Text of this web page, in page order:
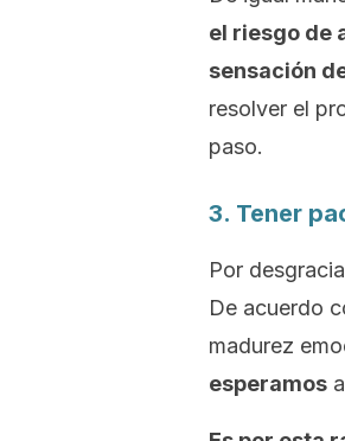
el riesgo de
sensación
resolver el
paso.
3. Tener
Por
De acuerdo
madurez
esperamos